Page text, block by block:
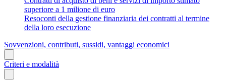
superiore a 1 milione di euro
Resoconti della gestione finanziaria dei contratti al termine
della loro esecuzione
Sovvenzioni, contributi, sussidi, vantaggi economici
Criteri e modalità